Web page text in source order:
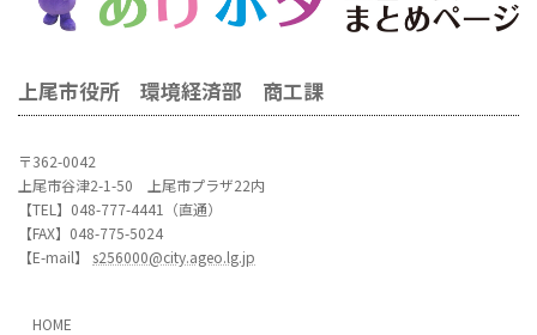
上尾市役所 環境経済部 商工課
〒362-0042
上尾市谷津2-1-50 上尾市プラザ22内
【TEL】048-777-4441（直通）
【FAX】048-775-5024
【E-mail】 s256000@city.ageo.lg.jp
HOME